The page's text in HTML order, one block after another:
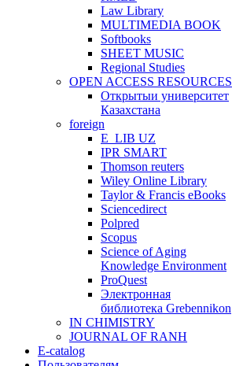
Law Library
MULTIMEDIA BOOK
Softbooks
SHEET MUSIC
Regional Studies
OPEN ACCESS RESOURCES
Открытыи университет
Казахстана
foreign
E_LIB UZ
IPR SMART
Thomson reuters
Wiley Online Library
Taylor & Francis eBooks
Sciencedirect
Polpred
Scopus
Science of Aging
Knowledge Environment
ProQuest
Электронная
библиотека Grebennikon
IN CHIMISTRY
JOURNAL OF RANH
E-catalog